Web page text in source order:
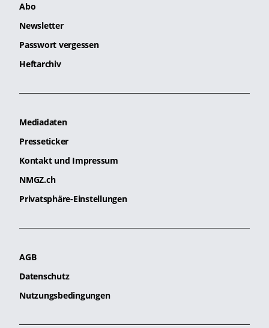
Abo
Newsletter
Passwort vergessen
Heftarchiv
Mediadaten
Presseticker
Kontakt und Impressum
NMGZ.ch
Privatsphäre-Einstellungen
AGB
Datenschutz
Nutzungsbedingungen